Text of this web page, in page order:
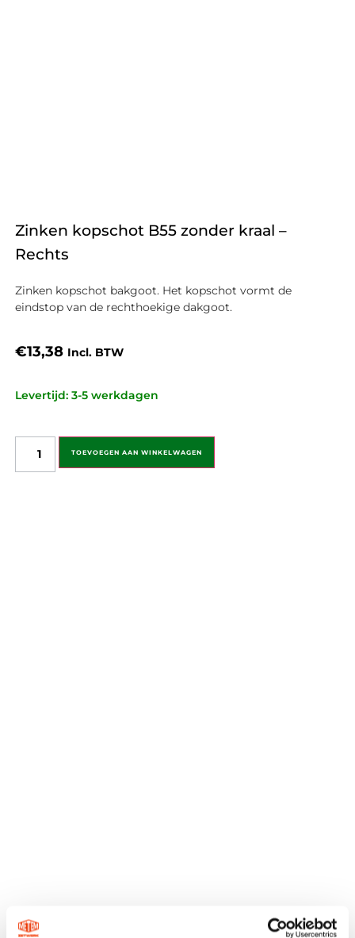
Zinken kopschot B55 zonder kraal –
Rechts
Zinken kopschot bakgoot. Het kopschot vormt de
eindstop van de rechthoekige dakgoot.
€13,38 Incl. BTW
Levertijd: 3-5 werkdagen
TOEVOEGEN AAN WINKELWAGEN